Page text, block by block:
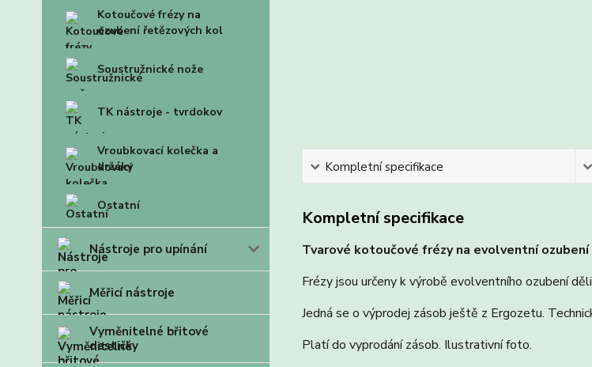
Kotoučové frézy na
ozubení řetězových kol
Soustružnické nože
TK nástroje - tvrdokov
Vroubkovací kolečka a
držáky
Ostatní
Nástroje pro upínání
Měřicí nástroje
Vyměnitelné břitové
destičky
Kompletní specifikace
Kompletní specifikace
Tvarové kotoučové frézy na evolventní
Frézy jsou určeny k výrobě evolventního ozubení
Jedná se o výprodej zásob ještě z Ergozetu.
Platí do vyprodání zásob. Ilustrativní foto.